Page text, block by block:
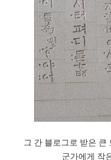
그 간 블로그로 받은 큰
군가에게 작